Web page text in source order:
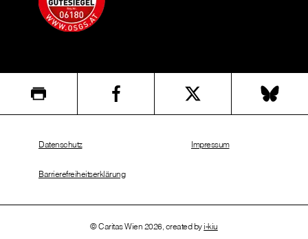
© Caritas Wien 2026, created by i-kiu
Datenschutz
Barrierefreiheitserklärung
Impressum